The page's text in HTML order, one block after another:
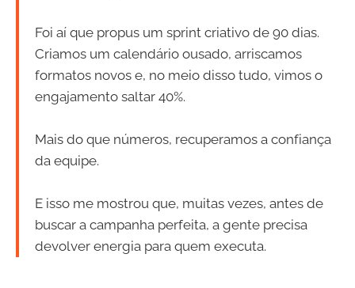
Foi aí que propus um sprint criativo de 90 dias.
Criamos um calendário ousado, arriscamos
formatos novos e, no meio disso tudo, vimos o
engajamento saltar 40%.
Mais do que números, recuperamos a confiança
da equipe.
E isso me mostrou que, muitas vezes, antes de
buscar a campanha perfeita, a gente precisa
devolver energia para quem executa.